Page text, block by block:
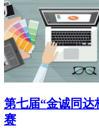
第七届“金诚同达
赛